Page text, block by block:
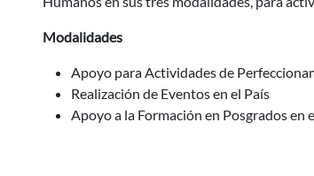
Modalidades
Apoyo para Actividades de
Realización de Eventos en el País
Apoyo a la Formación en Posgrados en